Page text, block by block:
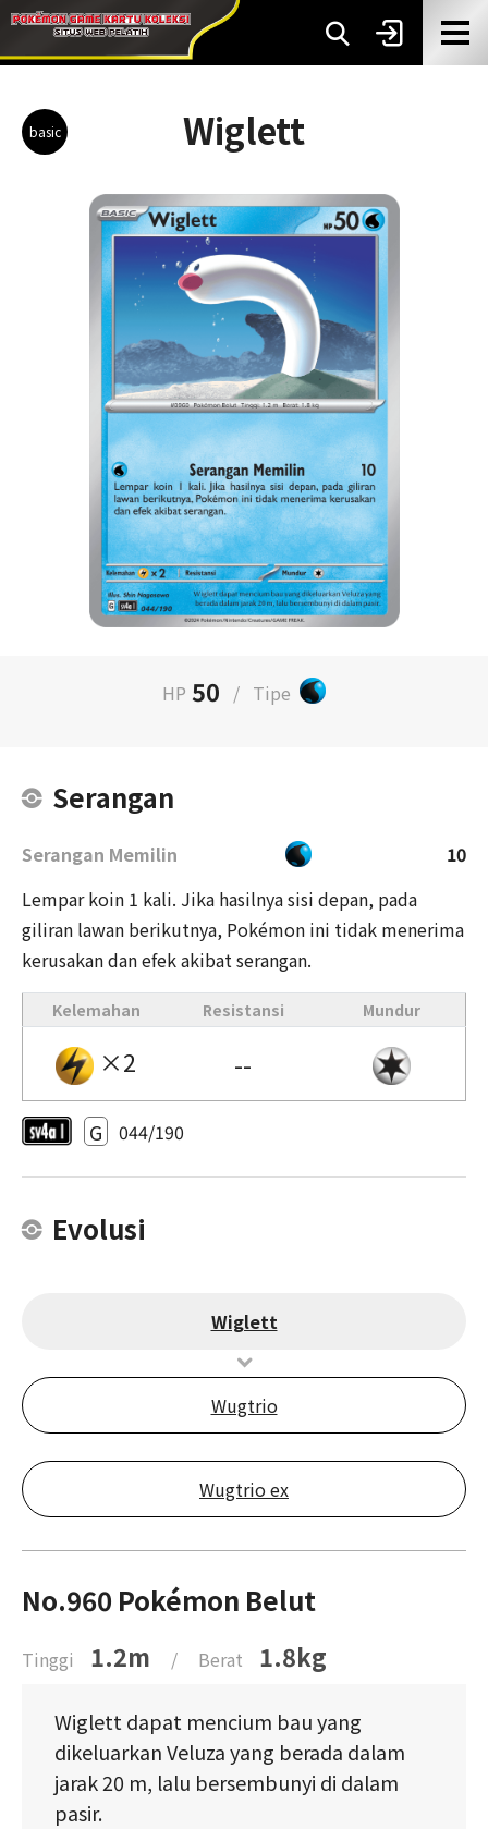
basic Wiglett
HP 50 / Tipe
Serangan
Serangan Memilin
10
Lempar koin 1 kali. Jika hasilnya sisi depan, pada
giliran lawan berikutnya, Pokémon ini tidak menerima
kerusakan dan efek akibat serangan.
Kelemahan Resistansi Mundur
×2 --
G 044/190
Evolusi
Wiglett
Wugtrio
Wugtrio ex
No.960 Pokémon Belut
Tinggi 1.2m / Berat 1.8kg
Wiglett dapat mencium bau yang
dikeluarkan Veluza yang berada dalam
jarak 20 m, lalu bersembunyi di dalam
pasir.